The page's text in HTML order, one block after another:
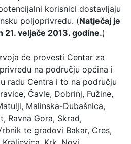
korisnici dostavljaju
poljoprivredu. (Natječaj je
21. veljače 2013. godine.)
će provesti Centar za
na području općina i
radu Centra i to na području
Čavle, Dobrinj, Fužine,
Malinska-Dubašnica,
Ravna Gora, Skrad,
te gradovi Bakar, Cres,